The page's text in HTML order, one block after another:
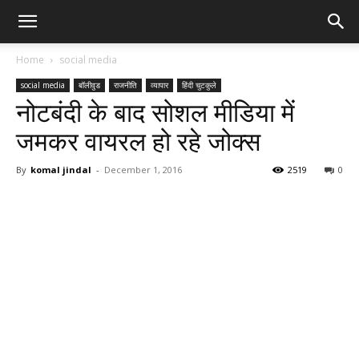
Home social media
social media बॉलीवुड राजनीति व्यापार हिंदी चुटकुले
नोटबंदी के बाद सोशल मीडिया में
जमकर वायरल हो रहे जोक्स
By komal jindal - December 1, 2016 0
2519